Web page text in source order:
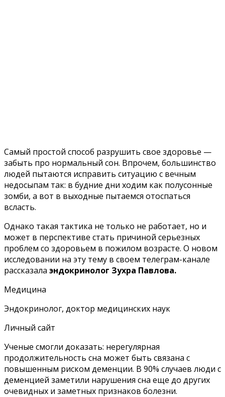
Самый простой способ разрушить свое здоровье —
забыть про нормальный сон. Впрочем, большинство
людей пытаются исправить ситуацию с вечным
недосыпам так: в будние дни ходим как полусонные
зомби, а вот в выходные пытаемся отоспаться
всласть.
Однако такая тактика не только не работает, но и
может в перспективе стать причиной серьезных
проблем со здоровьем в пожилом возрасте. О новом
исследовании на эту тему в своем телеграм-канале
рассказала эндокринолог Зухра Павлова.
Медицина
Эндокринолог, доктор медицинских наук
Личный сайт
Ученые смогли доказать: нерегулярная
продолжительность сна может быть связана с
повышенным риском деменции. В 90% случаев люди с
деменцией заметили нарушения сна еще до других
очевидных и заметных признаков болезни.